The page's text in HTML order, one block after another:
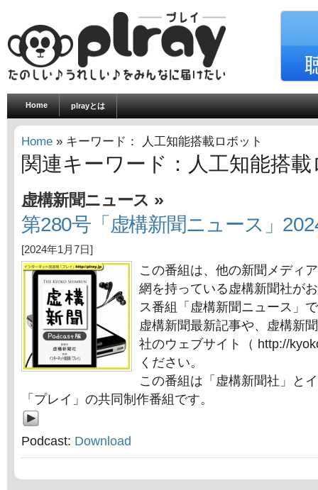
Home plrayとは
Home » キーワード： 人工知能搭載ロボット
関連キーワード：人工知能搭
虚構新聞ニュース »
第280号「虚構新聞ニュース」
[2024年1月7日]
この番組は、他の新聞メディ
網を持っている虚構新聞社が
ス番組「虚構新聞ニュース」
虚構新聞最新記事や、虚構新
社のウェブサイト（ http://
ください。
この番組は「虚構新聞社」と
「プレイ」の共同制作番組です。
Podcast: Download